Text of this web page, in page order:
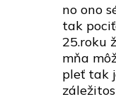
no ono
tak
25.roku
mňa
pleť tak